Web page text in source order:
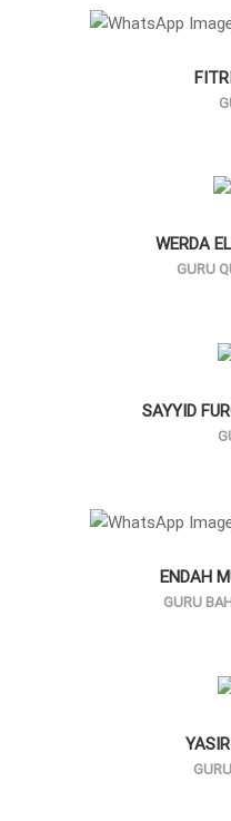
WERDA
GURU
SAYYID
ENDAH
GURU